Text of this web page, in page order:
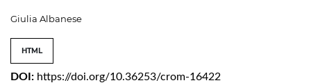
Giulia Albanese
HTML
DOI: https://doi.org/10.36253/crom-16422